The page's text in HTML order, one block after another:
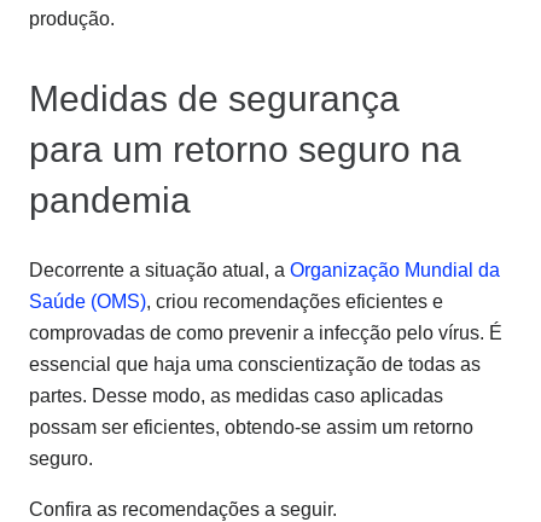
produção.
Medidas de segurança
para um retorno seguro na
pandemia
Decorrente a situação atual, a Organização Mundial da
Saúde (OMS), criou recomendações eficientes e
comprovadas de como prevenir a infecção pelo vírus. É
essencial que haja uma conscientização de todas as
partes. Desse modo, as medidas caso aplicadas
possam ser eficientes, obtendo-se assim um retorno
seguro.
Confira as recomendações a seguir.